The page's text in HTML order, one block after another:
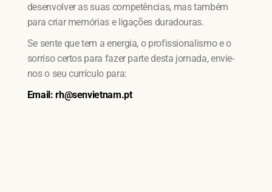
desenvolver as suas competências, mas também
para criar memórias e ligações duradouras.
Se sente que tem a energia, o profissionalismo e o
sorriso certos para fazer parte desta jornada, envie-
nos o seu currículo para:
Email: rh@senvietnam.pt